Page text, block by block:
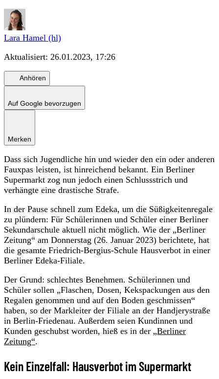
Lara Hamel (hl)
Aktualisiert: 26.01.2023, 17:26
Anhören
Auf Google bevorzugen
Merken
Dass sich Jugendliche hin und wieder den ein oder anderen
Fauxpas leisten, ist hinreichend bekannt. Ein Berliner
Supermarkt zog nun jedoch einen Schlussstrich und
verhängte eine drastische Strafe.
In der Pause schnell zum Edeka, um die Süßigkeitenregale
zu plündern: Für Schülerinnen und Schüler einer Berliner
Sekundarschule aktuell nicht möglich. Wie der „Berliner
Zeitung“ am Donnerstag (26. Januar 2023) berichtete, hat
die gesamte Friedrich-Bergius-Schule Hausverbot in einer
Berliner Edeka-Filiale.
Der Grund: schlechtes Benehmen. Schülerinnen und
Schüler sollen „Flaschen, Dosen, Kekspackungen aus den
Regalen genommen und auf den Boden geschmissen“
haben, so der Markleiter der Filiale an der Handjerystraße
in Berlin-Friedenau. Außerdem seien Kundinnen und
Kunden geschubst worden, hieß es in der „Berliner
Zeitung“.
Kein Einzelfall: Hausverbot im Supermarkt